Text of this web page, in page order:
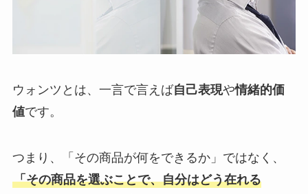
ウォンツとは、一言で言えば自己表現や情緒的価
値です。
つまり、「その商品が何をできるか」ではなく、
「その商品を選ぶことで、自分はどう在れる